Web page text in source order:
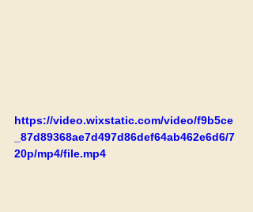
https://video.wixstatic.com/video/f9b5ce
_87d89368ae7d497d86def64ab462e6d6/7
20p/mp4/file.mp4